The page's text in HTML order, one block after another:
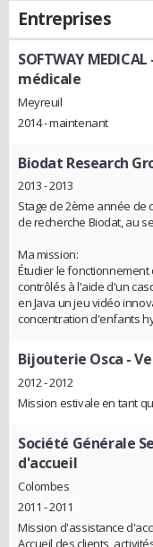
Entreprises
SOFTWAY MEDICAL
médicale
Meyreuil
2014 - maintenant
Biodat Research
2013 - 2013
Stage de 2ème année
de recherche Biodat, au
Ma mission:
Étudier le
contrôlés à l'aide d'un
en Java un jeu vidéo
concentration d'enfants
Bijouterie Osca -
2012 - 2012
Mission estivale en tant
Société Générale
d'accueil
Colombes
2011 - 2011
Mission d'assistance
Accueil des clients,